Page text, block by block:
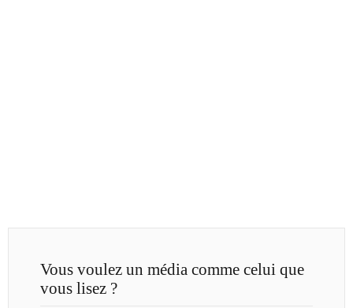
Vous voulez un média comme celui que
vous lisez ?